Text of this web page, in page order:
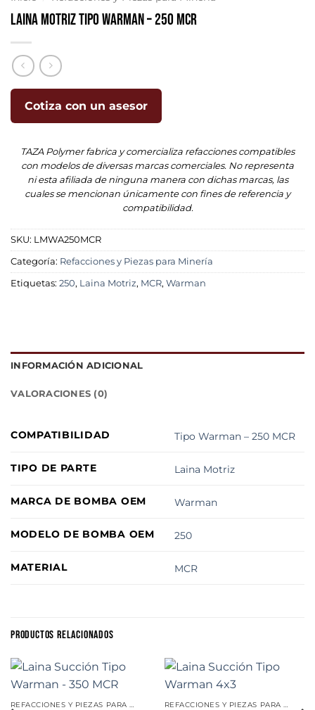
Laina Motriz Tipo Warman – 250 MCR
Cotiza con un asesor
TAZA Polymer fabrica y comercializa refacciones compatibles
con modelos de diversas marcas comerciales. No representa
ni esta afiliada de ninguna manera con dichas marcas, las
cuales se mencionan únicamente con fines de referencia y
compatibilidad.
SKU: LMWA250MCR
Categoría: Refacciones y Piezas para Minería
Etiquetas: 250, Laina Motriz, MCR, Warman
INFORMACIÓN ADICIONAL
VALORACIONES (0)
COMPATIBILIDAD Tipo Warman – 250 MCR
TIPO DE PARTE Laina Motriz
MARCA DE BOMBA OEM Warman
MODELO DE BOMBA OEM 250
MATERIAL MCR
PRODUCTOS RELACIONADOS
REFACCIONES Y PIEZAS PARA MINERÍA REFACCIONES Y PIEZAS PARA MINERÍA